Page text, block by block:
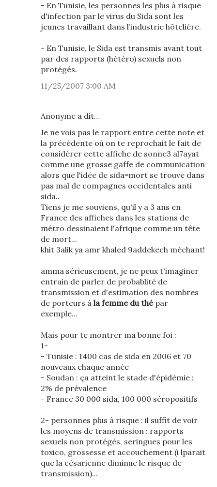
- En Tunisie, les personnes les plus à risque
d'infection par le virus du Sida sont les
jeunes travaillant dans l’industrie hôtelière.
- En Tunisie, le Sida est transmis avant tout
par des rapports (hétéro) sexuels non
protégés.
11/25/2007 3:00 AM
Anonyme a dit…
Je ne vois pas le rapport entre cette note et
la précédente où on te reprochait le fait de
considérer cette affiche de sonne3 al7ayat
comme une grosse gaffe de communication
alors que l'idée de sida=mort se trouve dans
pas mal de compagnes occidentales anti
sida..
Tiens je me souviens, qu'il y a 3 ans en
France des affiches dans les stations de
métro dessinaient l'afrique comme un tête
de mort...
khit 3alik ya amr khaled 9addekech méchant!
amma sérieusement, je ne peux t'imaginer
entrain de parler de probablité de
transmission et d'estimation des nombres
de porteurs à la femme du thépar
exemple...
Mais pour te montrer ma bonne foi :
1-
- Tunisie : 1400 cas de sida en 2006 et 70
nouveaux chaque année
- Soudan : ça atteint le stade d'épidémie :
2% de prévalence
- France 30 000 sida, 100 000 séropositifs
2- personnes plus à risque : il suffit de voir
les moyens de transmission : rapports
sexuels non protégés, seringues pour les
toxico, grossesse et accouchement (i lparait
que la césarienne diminue le risque de
transmission)...